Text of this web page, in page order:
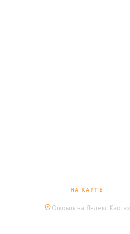
НА КАРТЕ
Открыть на Яндекс Картах